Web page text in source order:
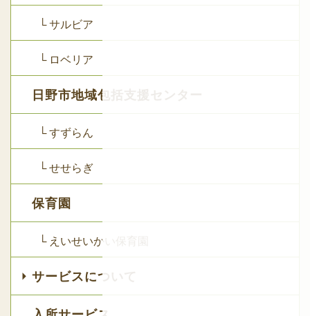
└ サルビア
└ ロベリア
日野市地域包括支援センター
└ すずらん
└ せせらぎ
保育園
└ えいせいかい保育園
サービスについて